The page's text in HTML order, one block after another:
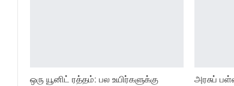
ஒரு யூனிட் ரத்தம்: பல உயிர்களுக்கு
அரசுப்